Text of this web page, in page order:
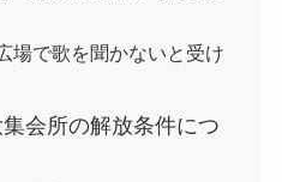
場で歌を聞かないと受け
会所の解放条件につ